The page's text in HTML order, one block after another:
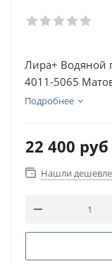
Лира+ Водяной
4011-5065
Подробнее
22 400 руб
Нашли